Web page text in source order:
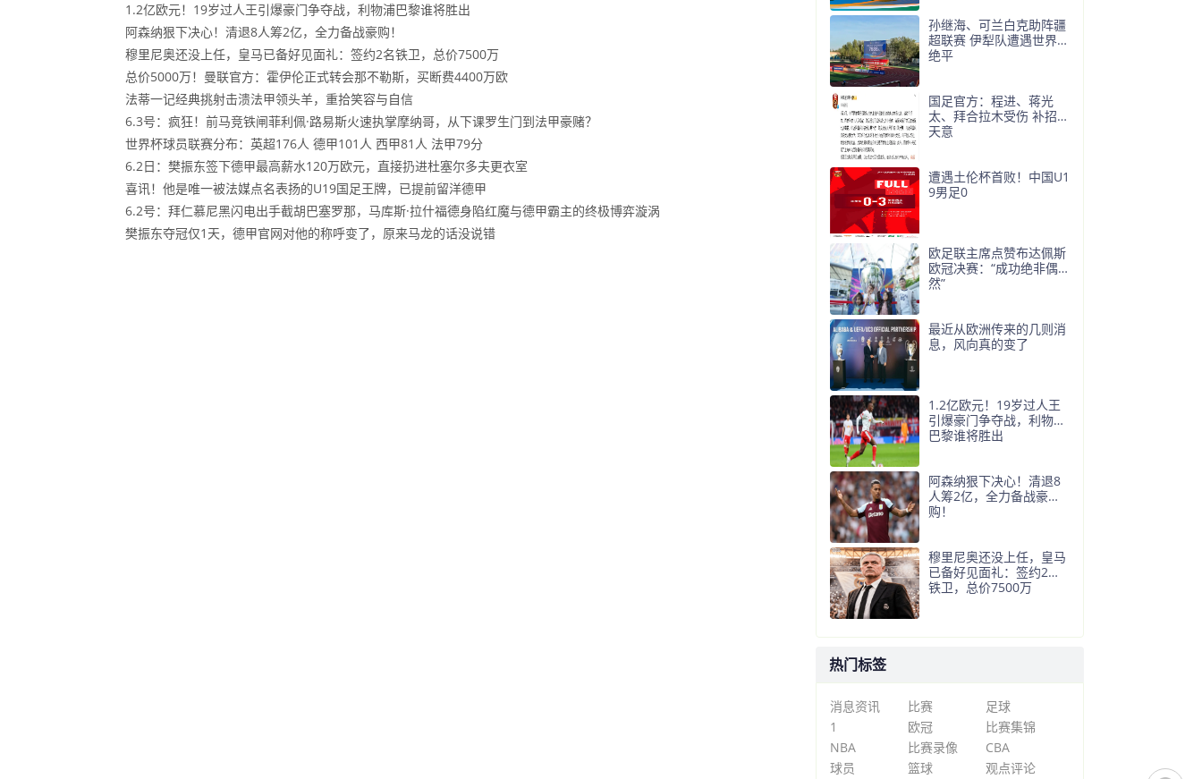
1.2亿欧元！19岁过人王引爆豪门争夺战，利物浦巴黎谁将胜出
阿森纳狠下决心！清退8人筹2亿，全力备战豪购！
穆里尼奥还没上任，皇马已备好见面礼：签约2名铁卫，总价7500万
总价5000万！曼联官方：霍伊伦正式转会那不勒斯，买断费4400万欧
法蒂一记经典挑射击溃法甲领头羊，重拾笑容与自信
6.3号：疯狂！前马竞铁闸菲利佩·路易斯火速执掌摩纳哥，从下课罗生门到法甲豪赌？
世界杯球员联赛分布：英超176人 德甲101人 西甲81人 法甲79分
6.2日：樊振东签下德甲最高薪水120万欧元，直接扔进杜塞尔多夫更衣室
喜讯！他是唯一被法媒点名表扬的U19国足王牌，已提前留洋德甲
6.2号：拜仁慕尼黑闪电出手截胡巴塞罗那，马库斯·拉什福德身陷红魔与德甲霸主的终极博弈漩涡
樊振东夺冠仅1天，德甲官网对他的称呼变了，原来马龙的话没说错
孙继海、可兰白克助阵疆
超联赛 伊犁队遭遇世界波
绝平
国足官方：程进、蒋光
太、拜合拉木受伤 补招高
天意
遭遇土伦杯首败！中国U1
9男足0
欧足联主席点赞布达佩斯
欧冠决赛：“成功绝非偶
然”
最近从欧洲传来的几则消
息，风向真的变了
1.2亿欧元！19岁过人王
引爆豪门争夺战，利物浦
巴黎谁将胜出
阿森纳狠下决心！清退8
人筹2亿，全力备战豪
购！
穆里尼奥还没上任，皇马
已备好见面礼：签约2名
铁卫，总价7500万
热门标签
消息资讯 比赛
足球
1
欧冠
比赛集锦
NBA
比赛录像
CBA
球员
篮球 观点评论